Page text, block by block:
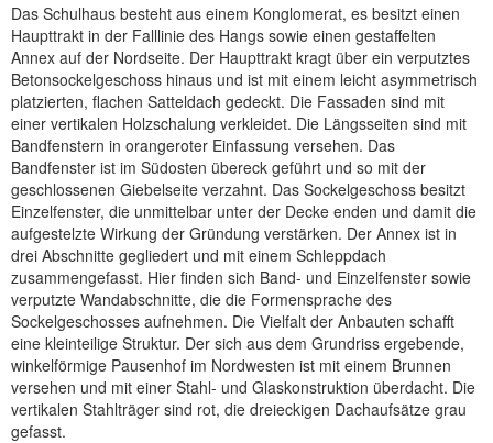
Das Schulhaus besteht aus einem Konglomerat, es besitzt einen
Haupttrakt in der Falllinie des Hangs sowie einen gestaffelten
Annex auf der Nordseite. Der Haupttrakt kragt über ein verputztes
Betonsockelgeschoss hinaus und ist mit einem leicht asymmetrisch
platzierten, flachen Satteldach gedeckt. Die Fassaden sind mit
einer vertikalen Holzschalung verkleidet. Die Längsseiten sind mit
Bandfenstern in orangeroter Einfassung versehen. Das
Bandfenster ist im Südosten übereck geführt und so mit der
geschlossenen Giebelseite verzahnt. Das Sockelgeschoss besitzt
Einzelfenster, die unmittelbar unter der Decke enden und damit die
aufgestelzte Wirkung der Gründung verstärken. Der Annex ist in
drei Abschnitte gegliedert und mit einem Schleppdach
zusammengefasst. Hier finden sich Band- und Einzelfenster sowie
verputzte Wandabschnitte, die die Formensprache des
Sockelgeschosses aufnehmen. Die Vielfalt der Anbauten schafft
eine kleinteilige Struktur. Der sich aus dem Grundriss ergebende,
winkelförmige Pausenhof im Nordwesten ist mit einem Brunnen
versehen und mit einer Stahl- und Glaskonstruktion überdacht. Die
vertikalen Stahlträger sind rot, die dreieckigen Dachaufsätze grau
gefasst.